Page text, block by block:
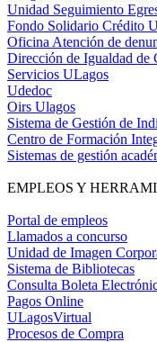
Unidad Seguimiento
Fondo Solidario Crédito
Oficina Atención de
Dirección de Igualdad de
Servicios ULagos
Udedoc
Oirs Ulagos
Sistema de Gestión de
Centro de Formación
Sistemas de gestión
EMPLEOS Y
Portal de empleos
Llamados a concurso
Unidad de Imagen
Sistema de Bibliotecas
Consulta Boleta
Pagos Online
ULagosVirtual
Procesos de Compra